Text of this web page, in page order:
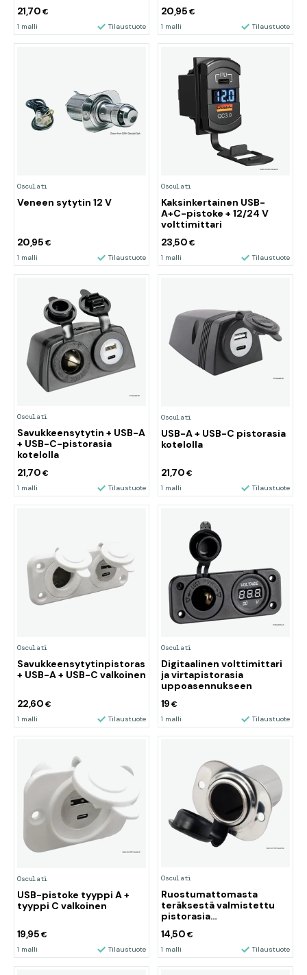
21,70 €
1 malli Tilaustuote
20,95 €
1 malli Tilaustuote
Osculati
Veneen sytytin 12 V
20,95 €
1 malli Tilaustuote
Osculati
Kaksinkertainen USB-
A+C-pistoke + 12/24 V
volttimittari
23,50 €
1 malli Tilaustuote
Osculati
Savukkeensytytin + USB-A
+ USB-C-pistorasia
kotelolla
21,70 €
1 malli Tilaustuote
Osculati
USB-A + USB-C pistorasia
kotelolla
21,70 €
1 malli Tilaustuote
Osculati
Savukkeensytytinpistorasia
+ USB-A + USB-C valkoinen
22,60 €
1 malli Tilaustuote
Osculati
Digitaalinen volttimittari
ja virtapistorasia
uppoasennukseen
19€
1 malli Tilaustuote
Osculati
USB-pistoke tyyppi A +
tyyppi C valkoinen
19,95 €
1 malli Tilaustuote
Osculati
Ruostumattomasta
teräksestä valmistettu
pistorasia
savukkeensytyttimille
14,50 €
1 malli Tilaustuote